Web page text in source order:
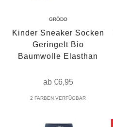
GRÖDO
Kinder Sneaker Socken
Geringelt Bio
Baumwolle Elasthan
Angebot
ab €6,95
2 FARBEN VERFÜGBAR